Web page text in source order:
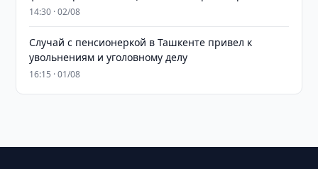
14:30 · 02/08
Случай с пенсионеркой в Ташкенте привел к
увольнениям и уголовному делу
16:15 · 01/08